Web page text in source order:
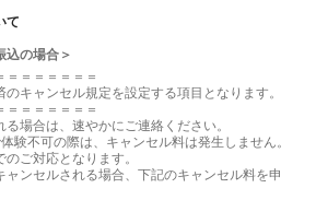
て
込の場合＞
＝＝＝＝＝＝＝
キャンセル規定を設定する項目となります。
＝＝＝＝＝＝＝
場合は、速やかにご連絡ください。
験不可の際は、キャンセル料は発生しません。
ご対応となります。
ャンセルされる場合、下記のキャンセル料を申